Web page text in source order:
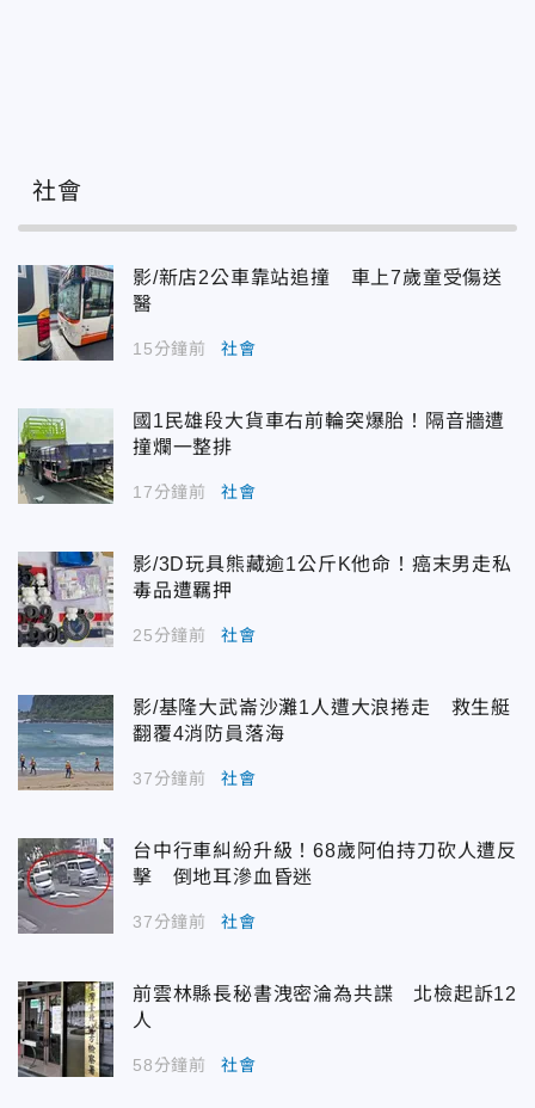
社會
影/新店2公車靠站追撞 車上7歲童受傷送
醫
15分鐘前 社會
國1民雄段大貨車右前輪突爆胎！隔音牆遭
撞爛一整排
17分鐘前 社會
影/3D玩具熊藏逾1公斤K他命！癌末男走私
毒品遭羈押
25分鐘前 社會
影/基隆大武崙沙灘1人遭大浪捲走 救生艇
翻覆4消防員落海
37分鐘前 社會
台中行車糾紛升級！68歲阿伯持刀砍人遭反
擊 倒地耳滲血昏迷
37分鐘前 社會
前雲林縣長秘書洩密淪為共諜 北檢起訴12
人
58分鐘前 社會